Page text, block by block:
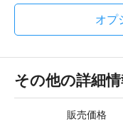
オプ
その他の詳細
販売価格